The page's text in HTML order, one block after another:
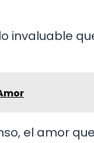
invaluable
el amor